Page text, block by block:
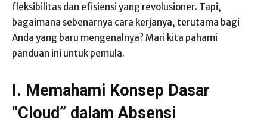
fleksibilitas dan efisiensi yang revolusioner. Tapi,
bagaimana sebenarnya cara kerjanya, terutama bagi
Anda yang baru mengenalnya? Mari kita pahami
panduan ini untuk pemula.
I. Memahami Konsep Dasar
“Cloud” dalam Absensi